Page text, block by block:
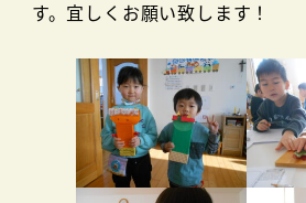
す。宜しくお願い致します！